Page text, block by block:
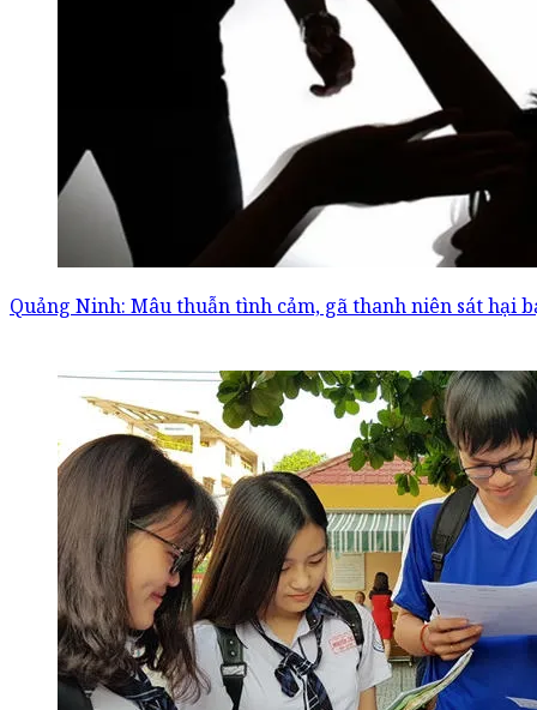
Quảng Ninh: Mâu thuẫn tình cảm, gã thanh niên sát hại